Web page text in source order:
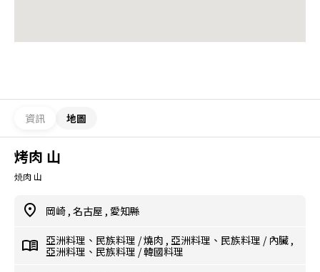
資訊 地圖
烤肉 山
焼肉 山
岡崎 , 名古屋 , 愛知縣
亞洲料理、民族料理 /燒肉 , 亞洲料理、民族料理 / 內臟 ,
亞洲料理、民族料理 /韓國料理